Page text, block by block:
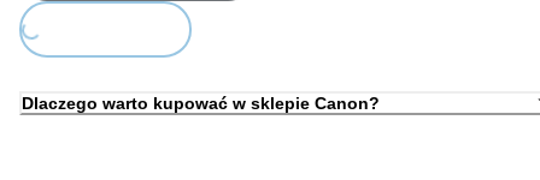
Dlaczego warto kupować w sklepie Canon?